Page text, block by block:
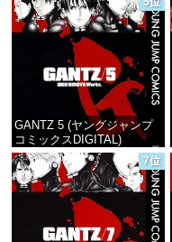
価格：¥100
GANTZ 5 (ヤングジャンプ
コミックスDIGITAL)
価格：¥100
7位